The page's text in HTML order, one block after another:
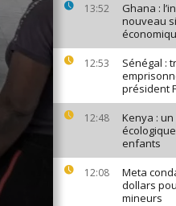
13:52
Ghana :
nouveau
12:53
Sénégal :
président
12:48
Kenya :
enfants
12:08
Meta
dollars
mineurs